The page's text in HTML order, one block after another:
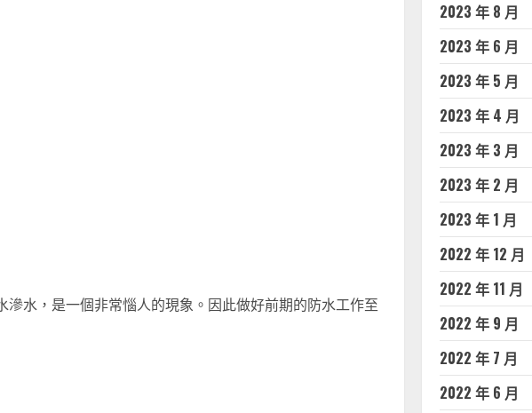
滲水，是一個非常惱人的現象。因此做好前期的防水工作至
2023 年 8 月
2023 年 6 月
2023 年 5 月
2023 年 4 月
2023 年 3 月
2023 年 2 月
2023 年 1 月
2022 年 12 月
2022 年 11 月
2022 年 9 月
2022 年 7 月
2022 年 6 月